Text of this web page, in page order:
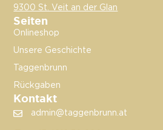
9300 St. Veit an der Glan
Seiten
Onlineshop
Unsere Geschichte
Taggenbrunn
Rückgaben
Kontakt
admin@taggenbrunn.at